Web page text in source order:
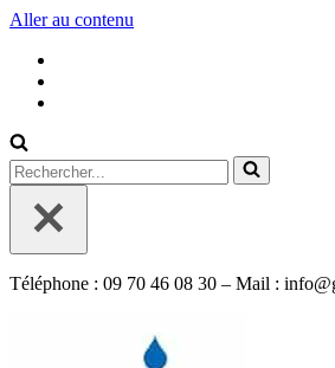
Aller au contenu
Rechercher...
Téléphone : 09 70 46 08 30 – Mail :